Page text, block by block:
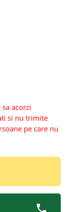
acorzi
si nu trimite
pe care nu